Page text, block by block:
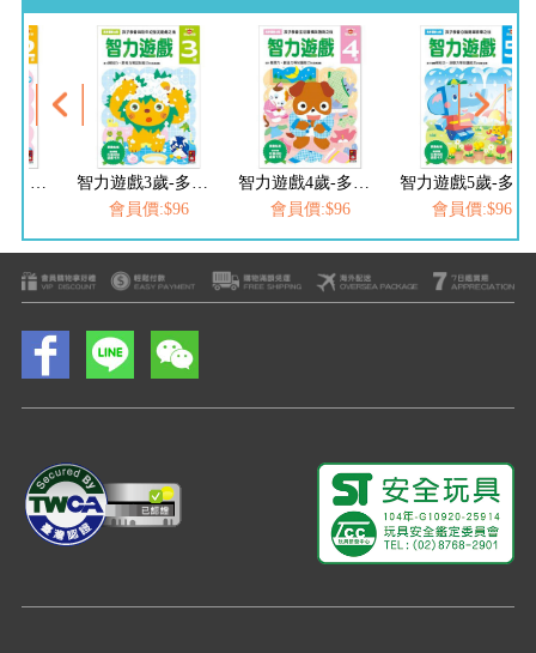
智力遊戲2歲-多湖輝的NEW頭腦開發
智力遊戲3歲-多湖輝的NEW頭腦開發
會員價:$96
智力遊戲4歲-多湖輝的NEW頭腦開發
會員價:$96
會員價:$96